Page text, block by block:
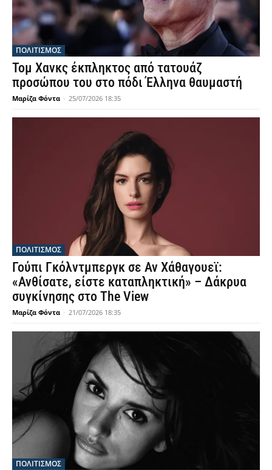
ΠΟΛΙΤΙΣΜΟΣ
Τομ Χανκς έκπληκτος από τατουάζ
προσώπου του στο πόδι Έλληνα θαυμαστή
Μαρίζα Φόντα - 25/07/2026 18:35
ΠΟΛΙΤΙΣΜΟΣ
Γούπι Γκόλντμπεργκ σε Αν Χάθαγουεϊ:
«Ανθίσατε, είστε καταπληκτική» – Δάκρυα
συγκίνησης στο The View
Μαρίζα Φόντα - 21/07/2026 18:35
ΠΟΛΙΤΙΣΜΟΣ